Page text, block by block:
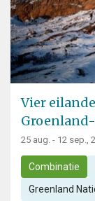
Vier
25 aug. - 12 sep.,
Combinatie
Greenland